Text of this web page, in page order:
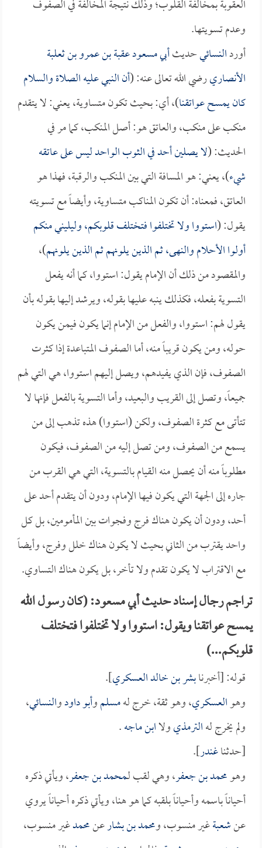
العقوبة بمخالفة القلوب؛ وذلك نتيجة المخالفة في الصفوف
وعدم تسويتها.
أوردالنسائيحديثأبي مسعود عقبة بن عمرو بن ثعلبة
الأنصاريرضي الله تعالى عنه: (أن النبي عليه الصلاة والسلام
كان يمسح عواتقنا)، أي: بحيث تكون متساوية، يعني: لا يتقدم
منكب على منكب، والعاتق هو: أصل المنكب، كما مر في
الحديث: (لا يصلين أحد في الثوب الواحد ليس على عاتقه
شيء)، يعني: هو المسافة التي بين المنكب والرقبة، فهذا هو
العاتق، فمعناه: أن تكون المناكب متساوية، وأيضاً مع تسويته
يقول: (استووا ولا تختلفوا فتختلف قلوبكم، وليليني منكم
أولوا الأحلام والنهى، ثم الذين يلونهم ثم الذين يلونهم)،
والمقصود من ذلك أن الإمام يقول: استووا، كما أنه يفعل
التسوية بفعله، فكذلك ينبه عليها بقوله، ويرشد إليها بقوله بأن
يقول لهم: استووا، والفعل من الإمام إنما يكون فيمن يكون
حوله، ومن يكون قريباً منه، أما الصفوف المتباعدة إذا كثرت
الصفوف، فإن الذي يفيدهم، ويصل إليهم استووا، هي التي لهم
جميعاً، وتصل إلى القريب والبعيد، وأما التسوية بالفعل فإنها لا
تتأتى مع كثرة الصفوف، ولكن (استووا) هذه تذهب إلى من
يسمع من الصفوف، ومن تصل إليه من الصفوف، فيكون
مطلوباً منه أن يحصل منه القيام بالتسوية، التي هي القرب من
جاره إلى الجهة التي يكون فيها الإمام، ودون أن يتقدم أحد على
أحد، ودون أن يكون هناك فرج وفجوات بين المأمومين، بل كل
واحد يقترب من الثاني بحيث لا يكون هناك خلل وفرج، وأيضاً
مع الاقتراب لا يكون تقدم ولا تأخر، بل يكون هناك التساوي.
تراجم رجال إسناد حديث أبي مسعود: (كان رسول الله
يمسح عواتقنا ويقول: استووا ولا تختلفوا فتختلف
قلوبكم...)
قوله: [أخبرنابشر بن خالد العسكري].
وهوالعسكري، وهو ثقة، خرج لهمسلموأبو داودوالنسائي،
ولم يخرج لهالترمذيولاابن ماجه.
[حدثناغندر].
وهومحمد بن جعفر، وهي لقب لـمحمد بن جعفر، ويأتي ذكره
أحياناً باسمه وأحياناً بلقبه كما هو هنا، ويأتي ذكره أحياناً يروي
عنشعبةغير منسوب، ومحمد بن بشارعنمحمدغير منسوب،